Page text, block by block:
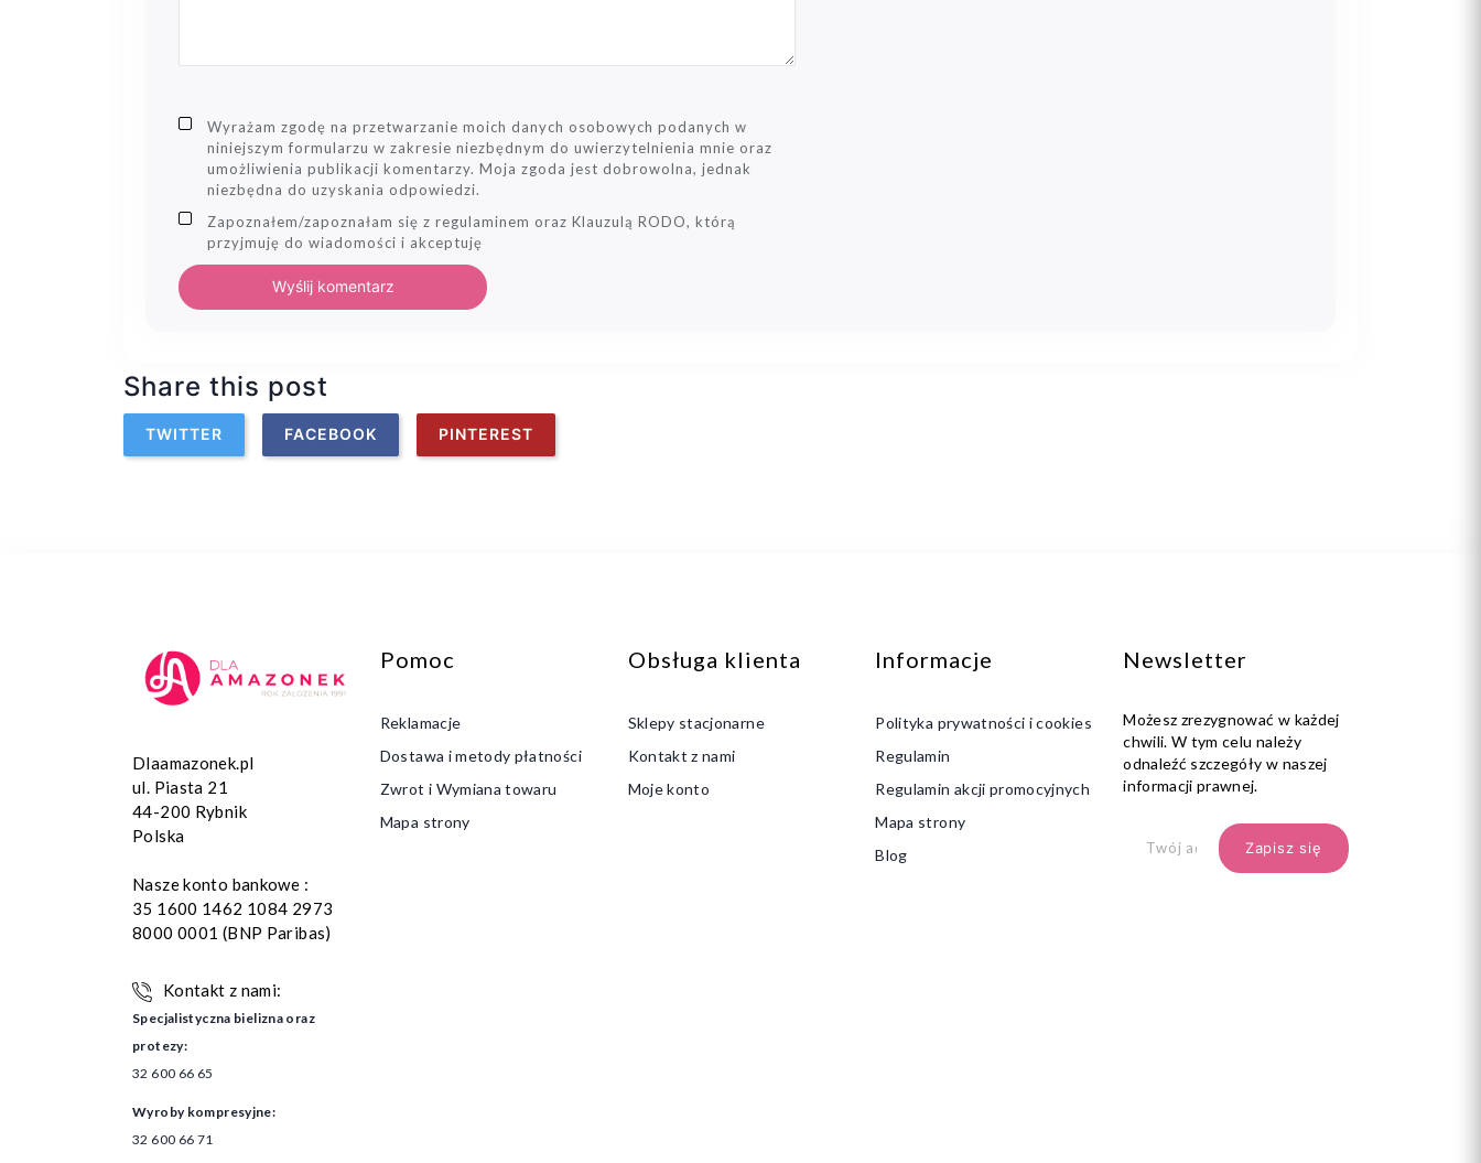
Wyrażam zgodę na przetwarzanie moich danych osobowych podanych w
niniejszym formularzu w zakresie niezbędnym do uwierzytelnienia mnie oraz
umożliwienia publikacji komentarzy. Moja zgoda jest dobrowolna, jednak
niezbędna do uzyskania odpowiedzi.
Zapoznałem/zapoznałam się z regulaminem oraz Klauzulą RODO, którą
przyjmuję do wiadomości i akceptuję
Wyślij komentarz
Share this post
TWITTER FACEBOOK PINTEREST
Dlaamazonek.pl
ul. Piasta 21
44-200 Rybnik
Polska
Nasze konto bankowe :
35 1600 1462 1084 2973
8000 0001 (BNP Paribas)
Kontakt z nami:
Specjalistyczna bielizna oraz
protezy:
32 600 66 65
Wyroby kompresyjne:
32 600 66 71
Pomoc
Reklamacje
Dostawa i metody płatności
Zwrot i Wymiana towaru
Mapa strony
Obsługa klienta
Sklepy stacjonarne
Kontakt z nami
Moje konto
Informacje
Polityka prywatności i cookies
Regulamin
Regulamin akcji promocyjnych
Mapa strony
Blog
Newsletter
Możesz zrezygnować w każdej
chwili. W tym celu należy
odnaleźć szczegóły w naszej
informacji prawnej.